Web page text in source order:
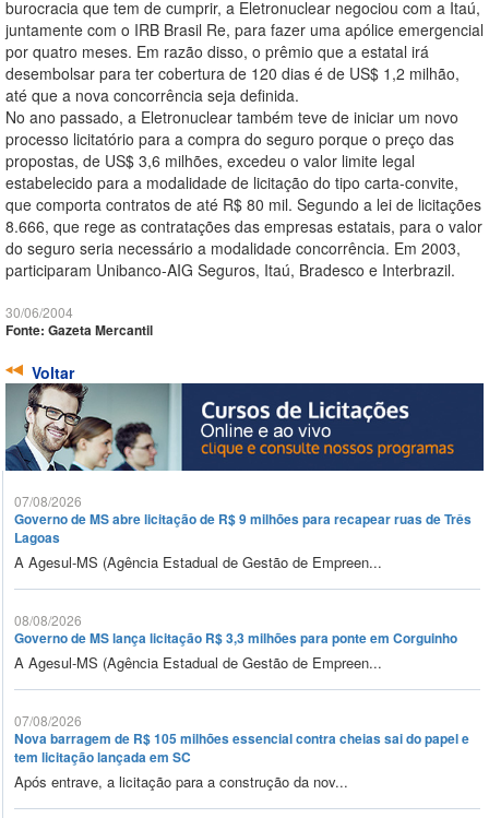
burocracia que tem de cumprir, a Eletronuclear negociou com a Itaú,
juntamente com o IRB Brasil Re, para fazer uma apólice emergencial
por quatro meses. Em razão disso, o prêmio que a estatal irá
desembolsar para ter cobertura de 120 dias é de US$ 1,2 milhão,
até que a nova concorrência seja definida.
No ano passado, a Eletronuclear também teve de iniciar um novo
processo licitatório para a compra do seguro porque o preço das
propostas, de US$ 3,6 milhões, excedeu o valor limite legal
estabelecido para a modalidade de licitação do tipo carta-convite,
que comporta contratos de até R$ 80 mil. Segundo a lei de licitações
8.666, que rege as contratações das empresas estatais, para o valor
do seguro seria necessário a modalidade concorrência. Em 2003,
participaram Unibanco-AIG Seguros, Itaú, Bradesco e Interbrazil.
30/06/2004
Fonte: Gazeta Mercantil
Voltar
07/08/2026
Governo de MS abre licitação de R$ 9 milhões para recapear ruas de Três
Lagoas
A Agesul-MS (Agência Estadual de Gestão de Empreen...
08/08/2026
Governo de MS lança licitação R$ 3,3 milhões para ponte em Corguinho
A Agesul-MS (Agência Estadual de Gestão de Empreen...
07/08/2026
Nova barragem de R$ 105 milhões essencial contra cheias sai do papel e
tem licitação lançada em SC
Após entrave, a licitação para a construção da nov...